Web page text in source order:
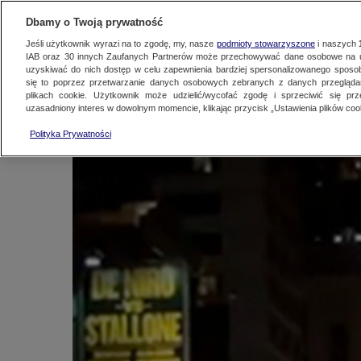
KONTAKT24
"Happy New Year"
Kontakt24
Dbamy o Twoją prywatność
Jeśli użytkownik wyrazi na to zgodę, my, nasze podmioty stowarzyszonei naszych
IAB oraz 30innych Zaufanych Partnerów może przechowywać dane osobowe na
uzyskiwać do nich dostęp w celu zapewnienia bardziej spersonalizowanego
się to poprzez przetwarzanie danych osobowych zebranych z danych
plikach cookie. Użytkownik może udzielić/wycofać zgodę i sprzeciwić się
uzasadniony interes w dowolnym momencie, klikając przycisk „Ustawienia plików
Polityka Prywatności